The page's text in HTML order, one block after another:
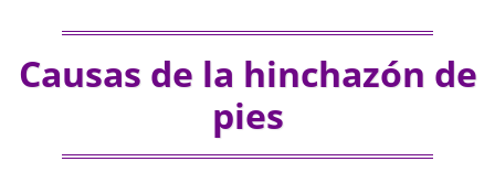
Causas de la hinchazón de
pies